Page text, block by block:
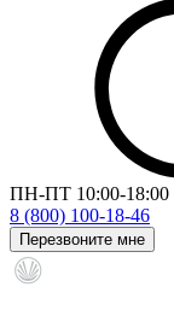
ПН-ПТ 10:00-18:00
8 (800) 100-18-46
Перезвоните мне